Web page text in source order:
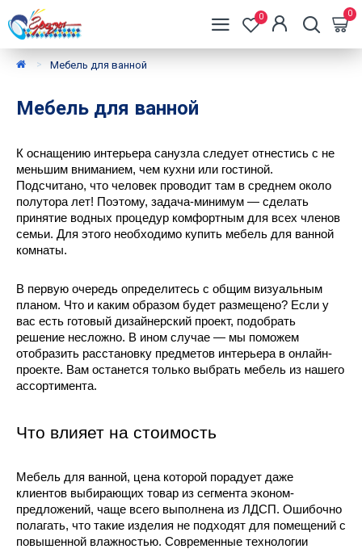
0 0
Мебель для ванной
Мебель для ванной
К оснащению интерьера санузла следует отнестись с не
меньшим вниманием, чем кухни или гостиной.
Подсчитано, что человек проводит там в среднем около
полутора лет! Поэтому, задача-минимум — сделать
принятие водных процедур комфортным для всех членов
семьи. Для этого необходимо купить мебель для ванной
комнаты.
В первую очередь определитесь с общим визуальным
планом. Что и каким образом будет размещено? Если у
вас есть готовый дизайнерский проект, подобрать
решение несложно. В ином случае — мы поможем
отобразить расстановку предметов интерьера в онлайн-
проекте. Вам останется только выбрать мебель из нашего
ассортимента.
Что влияет на стоимость
Мебель для ванной, цена которой порадует даже
клиентов выбирающих товар из сегмента эконом-
предложений, чаще всего выполнена из ЛДСП. Ошибочно
полагать, что такие изделия не подходят для помещений с
повышенной влажностью. Современные технологии